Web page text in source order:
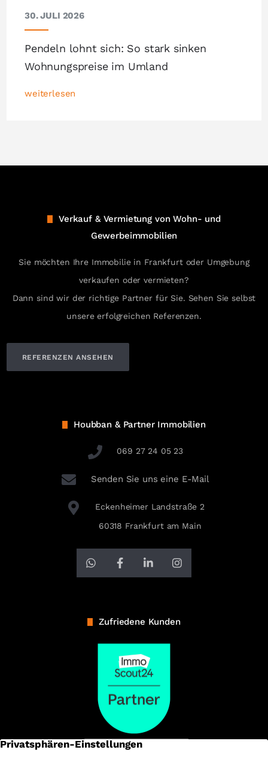
30. JULI 2026
Pendeln lohnt sich: So stark sinken
Wohnungspreise im Umland
weiterlesen
Verkauf & Vermietung von Wohn- und
Gewerbeimmobilien
Sie möchten Ihre Immobilie in Frankfurt oder Umgebung
verkaufen oder vermieten?
Dann sind wir der richtige Partner für Sie. Sehen Sie selbst
unsere erfolgreichen Referenzen.
REFERENZEN ANSEHEN
Houbban & Partner Immobilien
069 27 24 05 23
Senden Sie uns eine E-Mail
Eckenheimer Landstraße 2
60318 Frankfurt am Main
Zufriedene Kunden